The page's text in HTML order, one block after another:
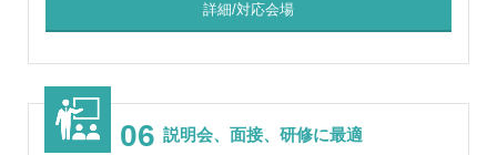
詳細/対応会場
06 説明会、面接、研修に最適